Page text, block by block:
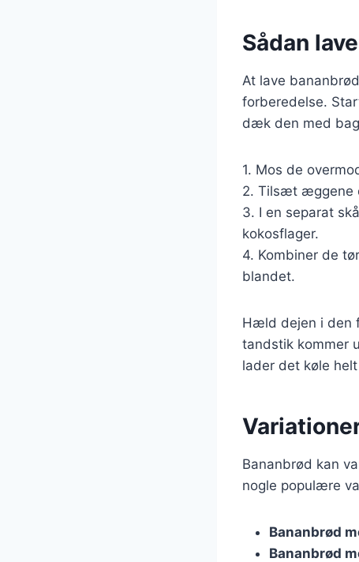
Sådan
At lave
forberedelse.
dæk den med
1. Mos de
2. Tilsæt æggene
3. I en separat
kokosflager.
4. Kombiner de
blandet.
Hæld dejen i den
tandstik kommer
lader det køle
Bananbrød kan
nogle populære
Bananbrød
Bananbrød